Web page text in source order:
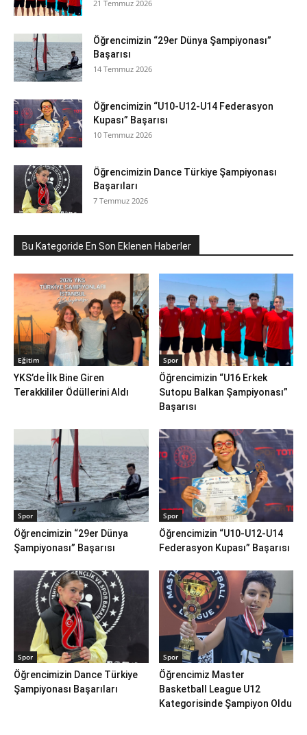
21 Temmuz 2026
Öğrencimizin “29er Dünya Şampiyonası”
Başarısı
14 Temmuz 2026
Öğrencimizin “U10-U12-U14 Federasyon
Kupası” Başarısı
10 Temmuz 2026
Öğrencimizin Dance Türkiye Şampiyonası
Başarıları
7 Temmuz 2026
Bu Kategoride En Son Eklenen Haberler
Eğitim
YKS’de İlk Bine Giren
Terakkililer Ödüllerini Aldı
Spor
Öğrencimizin “U16 Erkek
Sutopu Balkan Şampiyonası”
Başarısı
Spor
Öğrencimizin “29er Dünya
Şampiyonası” Başarısı
Spor
Öğrencimizin “U10-U12-U14
Federasyon Kupası” Başarısı
Spor
Öğrencimizin Dance Türkiye
Şampiyonası Başarıları
Spor
Öğrencimiz Master
Basketball League U12
Kategorisinde Şampiyon Oldu